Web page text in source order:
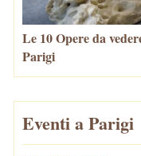
Le 10 Opere da
Parigi
Eventi a Parigi